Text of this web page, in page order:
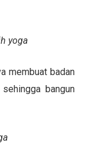
yoga
membuat badan
bangun